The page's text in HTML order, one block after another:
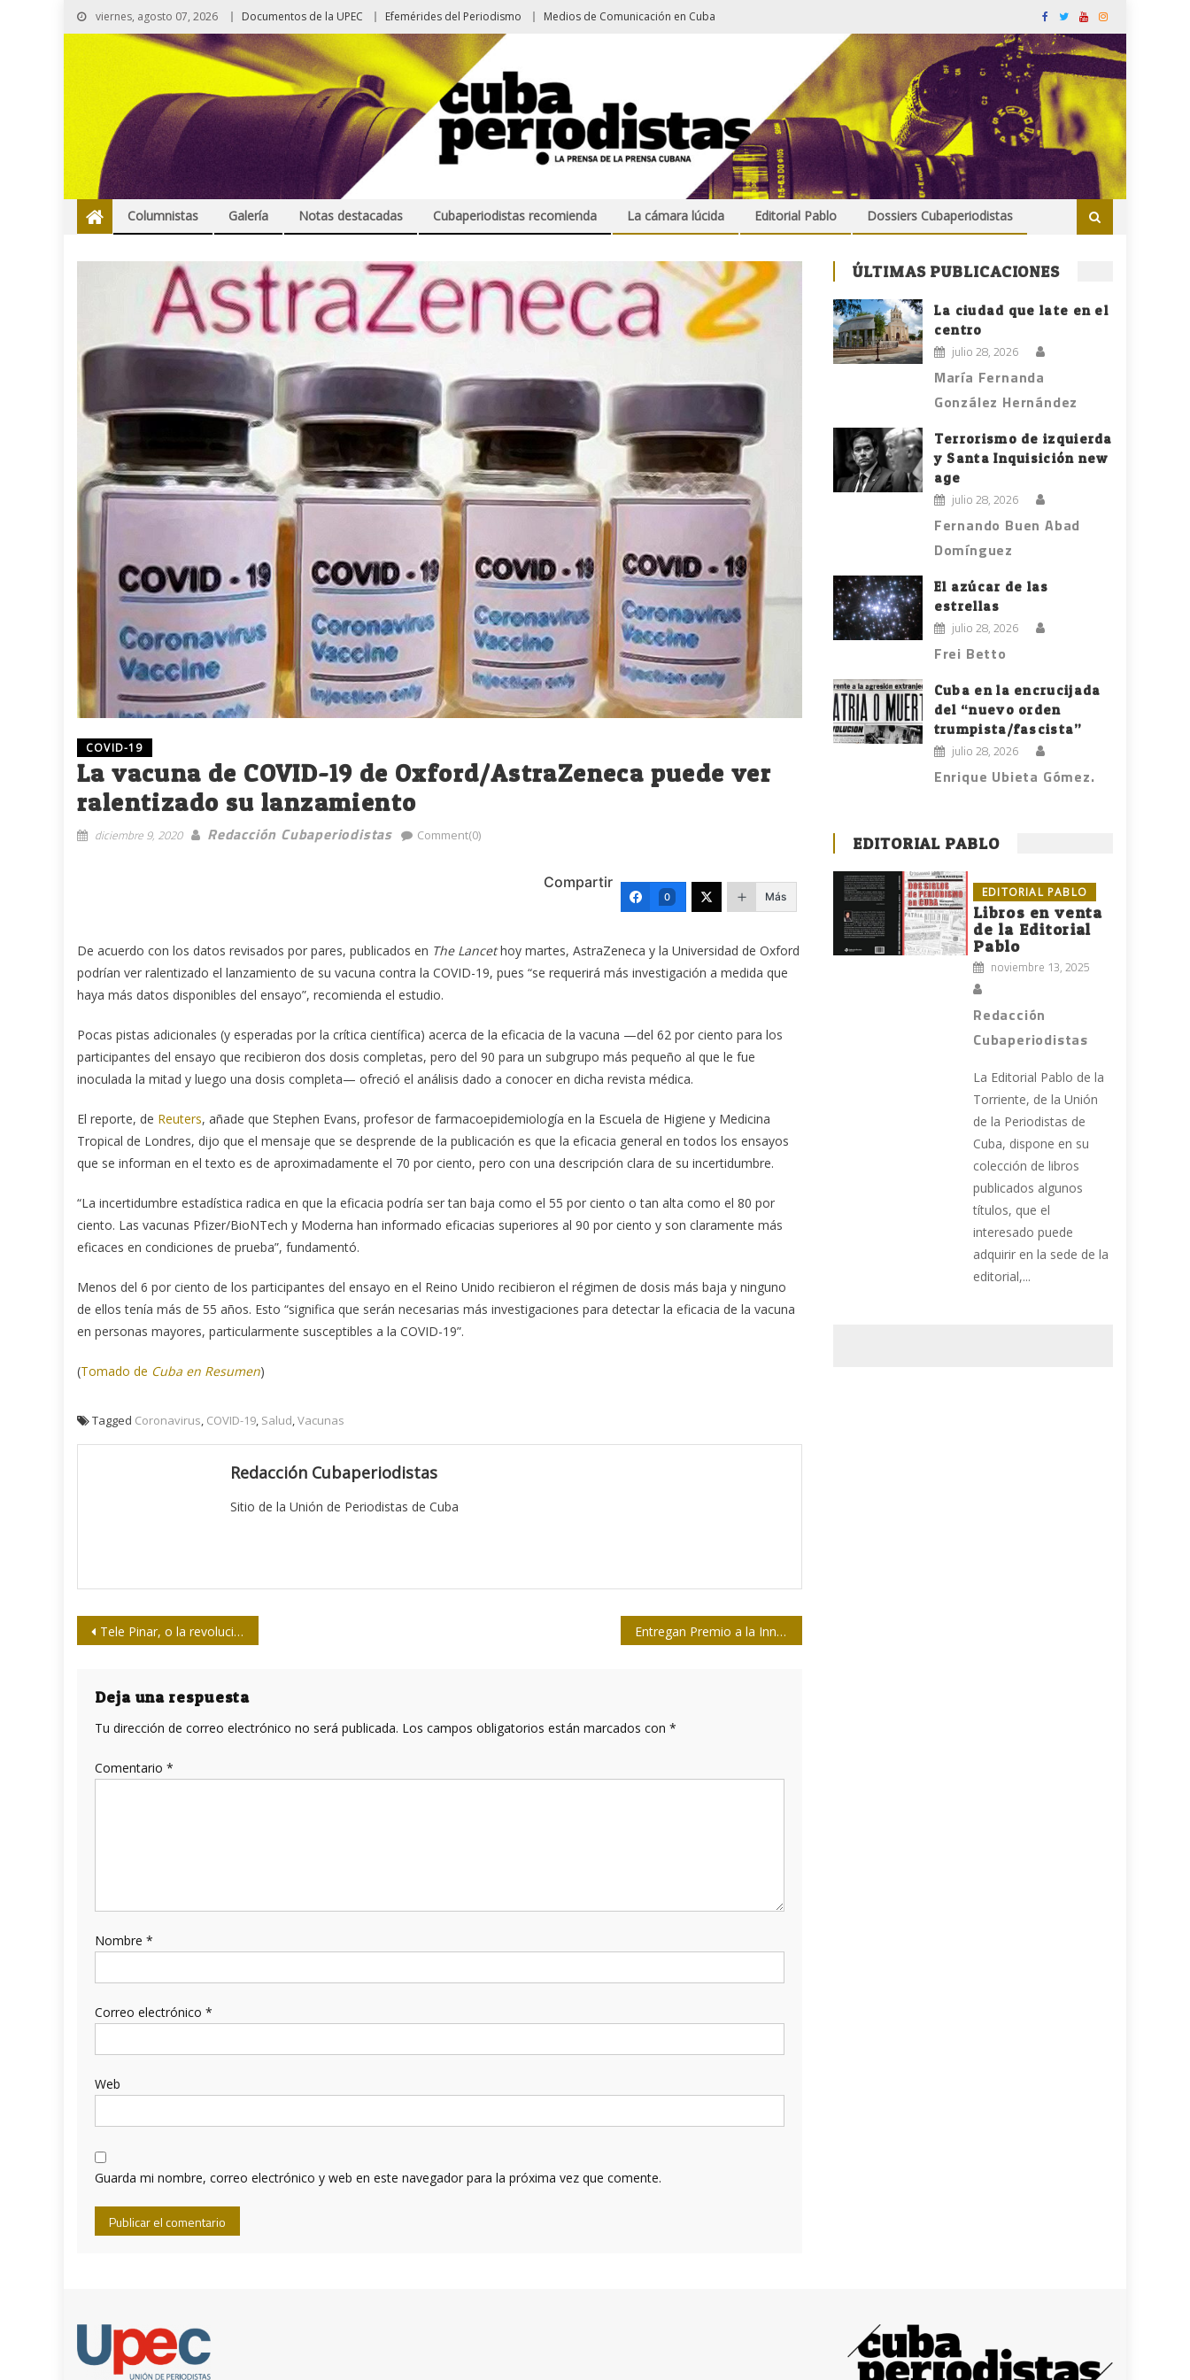
viernes, agosto 07, 2026 Documentos de la UPEC Efemérides del Periodismo Medios de Comunicación en Cuba
Columnistas Galería Notas destacadas Cubaperiodistas recomienda La cámara lúcida Editorial Pablo Dossiers Cubaperiodistas
COVID-19
La vacuna de COVID-19 de Oxford/AstraZeneca puede ver
ralentizado su lanzamiento
diciembre 9, 2020 Redacción Cubaperiodistas Comment(0)
Compartir
0 Más
De acuerdo con los datos revisados por pares, publicados en The Lancethoy martes, AstraZeneca y la Universidad de Oxford
podrían ver ralentizado el lanzamiento de su vacuna contra la COVID-19, pues “se requerirá más investigación a medida que
haya más datos disponibles del ensayo”, recomienda el estudio.
Pocas pistas adicionales (y esperadas por la crítica científica) acerca de la eficacia de la vacuna —del 62 por ciento para los
participantes del ensayo que recibieron dos dosis completas, pero del 90 para un subgrupo más pequeño al que le fue
inoculada la mitad y luego una dosis completa— ofreció el análisis dado a conocer en dicha revista médica.
El reporte, de Reuters, añade que Stephen Evans, profesor de farmacoepidemiología en la Escuela de Higiene y Medicina
Tropical de Londres, dijo que el mensaje que se desprende de la publicación es que la eficacia general en todos los ensayos
que se informan en el texto es de aproximadamente el 70 por ciento, pero con una descripción clara de su incertidumbre.
“La incertidumbre estadística radica en que la eficacia podría ser tan baja como el 55 por ciento o tan alta como el 80 por
ciento. Las vacunas Pfizer/BioNTech y Moderna han informado eficacias superiores al 90 por ciento y son claramente más
eficaces en condiciones de prueba”, fundamentó.
Menos del 6 por ciento de los participantes del ensayo en el Reino Unido recibieron el régimen de dosis más baja y ninguno
de ellos tenía más de 55 años. Esto “significa que serán necesarias más investigaciones para detectar la eficacia de la vacuna
en personas mayores, particularmente susceptibles a la COVID-19”.
(Tomado de Cuba en Resumen)
Tagged Coronavirus, COVID-19, Salud,Vacunas
Redacción Cubaperiodistas
Sitio de la Unión de Periodistas de Cuba
Navegación
entradas
Tele Pinar, o la revolución de las pantallas líquidas Entregan Premio a la Innovación al periódico Escambray
Deja una respuesta
Tu dirección de correo electrónico no será publicada. Los campos obligatorios están marcados con *
Comentario *
Nombre *
Correo electrónico *
Web
Guarda mi nombre, correo electrónico y web en este navegador para la próxima vez que comente.
ÚLTIMAS PUBLICACIONES
La ciudad que late en el
centro
julio 28, 2026
María Fernanda
González Hernández
Terrorismo de izquierda
y Santa Inquisición new
age
julio 28, 2026
Fernando Buen Abad
Domínguez
El azúcar de las
estrellas
julio 28, 2026
Frei Betto
Cuba en la encrucijada
del “nuevo orden
trumpista/fascista”
julio 28, 2026
Enrique Ubieta Gómez.
EDITORIAL PABLO
EDITORIAL PABLO
Libros en venta
de la Editorial
Pablo
noviembre 13, 2025
Redacción
Cubaperiodistas
La Editorial Pablo de la
Torriente, de la Unión
de la Periodistas de
Cuba, dispone en su
colección de libros
publicados algunos
títulos, que el
interesado puede
adquirir en la sede de la
editorial,...